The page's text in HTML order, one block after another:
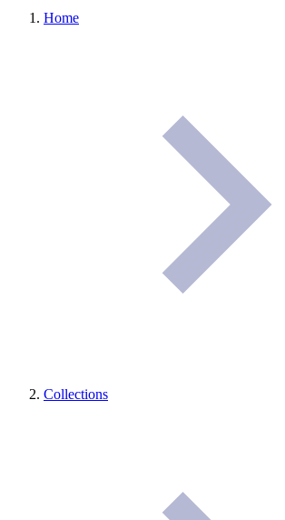
Home
Collections